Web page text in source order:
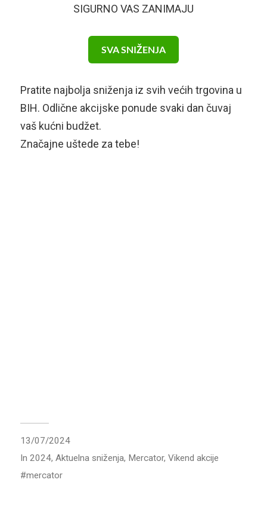
SIGURNO VAS ZANIMAJU
SVA SNIŽENJA
Pratite najbolja sniženja iz svih većih trgovina u
BIH. Odlične akcijske ponude svaki dan čuvaj
vaš kućni budžet.
Značajne uštede za tebe!
13/07/2024
In 2024, Aktuelna sniženja, Mercator, Vikend akcije
mercator